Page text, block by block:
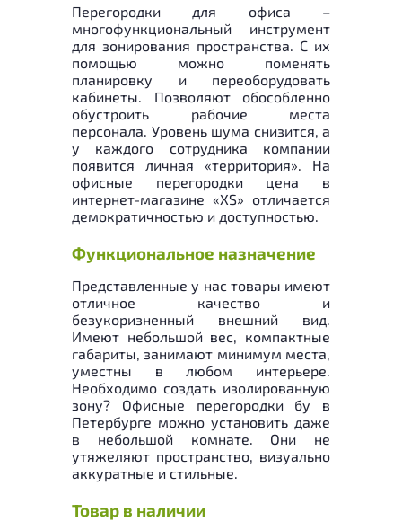
Перегородки для офиса –
многофункциональный инструмент
для зонирования пространства. С их
помощью можно поменять
планировку и переоборудовать
кабинеты. Позволяют обособленно
обустроить рабочие места
персонала. Уровень шума снизится, а
у каждого сотрудника компании
появится личная «территория». На
офисные перегородки цена в
интернет-магазине «XS» отличается
демократичностью и доступностью.
Функциональное назначение
Представленные у нас товары имеют
отличное качество и
безукоризненный внешний вид.
Имеют небольшой вес, компактные
габариты, занимают минимум места,
уместны в любом интерьере.
Необходимо создать изолированную
зону? Офисные перегородки бу в
Петербурге можно установить даже
в небольшой комнате. Они не
утяжеляют пространство, визуально
аккуратные и стильные.
Товар в наличии